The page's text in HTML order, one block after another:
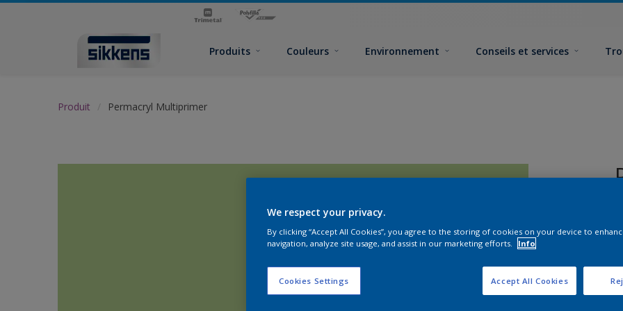
Produits Couleurs Environnement Conseils et services
Produit Permacryl Multiprimer
We respect your privacy.
By clicking “Accept All Cookies”, you agree to the storing of cookies on your device to
navigation, analyze site usage, and assist in our marketing efforts.
Info
Cookies Settings Accept All Cookies